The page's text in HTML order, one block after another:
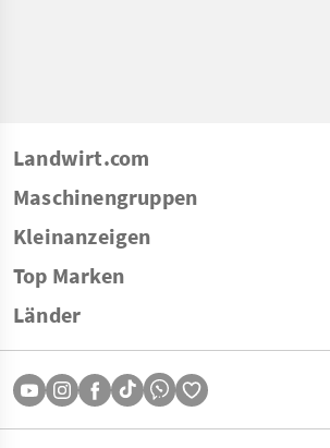
Landwirt.com
Maschinengruppen
Kleinanzeigen
Top Marken
Länder